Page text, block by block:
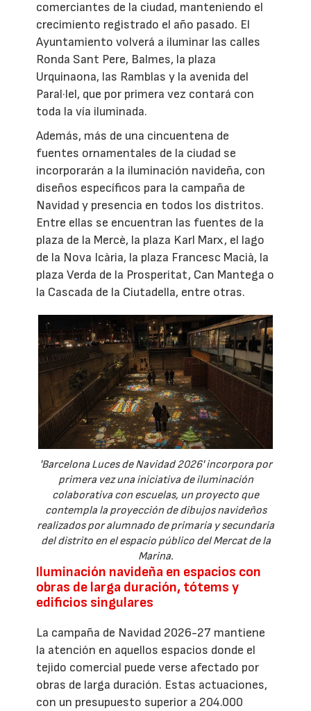
comerciantes de la ciudad, manteniendo el
crecimiento registrado el año pasado. El
Ayuntamiento volverá a iluminar las calles
Ronda Sant Pere, Balmes, la plaza
Urquinaona, las Ramblas y la avenida del
Paral·lel, que por primera vez contará con
toda la vía iluminada.
Además, más de una cincuentena de
fuentes ornamentales de la ciudad se
incorporarán a la iluminación navideña, con
diseños específicos para la campaña de
Navidad y presencia en todos los distritos.
Entre ellas se encuentran las fuentes de la
plaza de la Mercè, la plaza Karl Marx, el lago
de la Nova Icària, la plaza Francesc Macià, la
plaza Verda de la Prosperitat, Can Mantega o
la Cascada de la Ciutadella, entre otras.
'Barcelona Luces de Navidad 2026' incorpora por
primera vez una iniciativa de iluminación
colaborativa con escuelas, un proyecto que
contempla la proyección de dibujos navideños
realizados por alumnado de primaria y secundaria
del distrito en el espacio público del Mercat de la
Marina.
Iluminación navideña en espacios con
obras de larga duración, tótems y
edificios singulares
La campaña de Navidad 2026-27 mantiene
la atención en aquellos espacios donde el
tejido comercial puede verse afectado por
obras de larga duración. Estas actuaciones,
con un presupuesto superior a 204.000